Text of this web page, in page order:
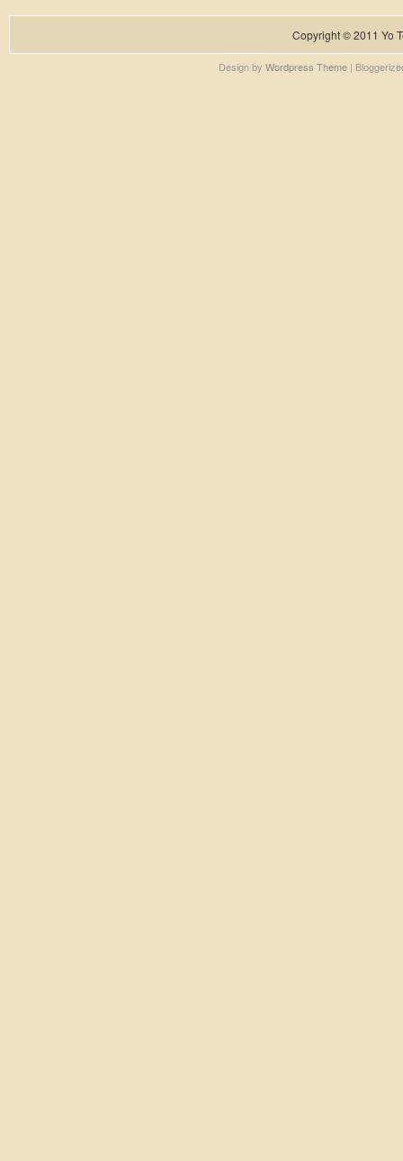
Copyright © 2011 Yo
Design by Wordpress Theme|